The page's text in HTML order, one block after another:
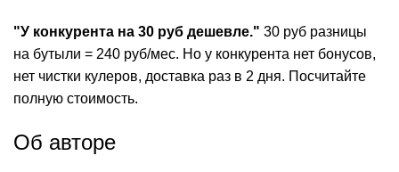
"У конкурента на 30 руб дешевле." 30 руб разницы
на бутыли = 240 руб/мес. Но у конкурента нет бонусов,
нет чистки кулеров, доставка раз в 2 дня. Посчитайте
полную стоимость.
Об авторе